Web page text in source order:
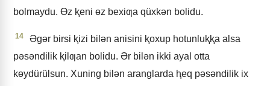
bolmaydu. Ɵz ⱪeni ɵz bexiƣa qüxkǝn bolidu.
14
Əgǝr birsi ⱪizi bilǝn anisini ⱪoxup hotunluⱪⱪa alsa
pǝsǝndilik ⱪilƣan bolidu. Ər bilǝn ikki ayal otta
kɵydürülsun. Xuning bilǝn aranglarda ⱨeq pǝsǝndilik ix